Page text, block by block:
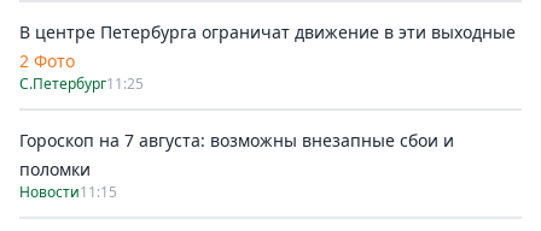
В центре Петербурга ограничат движение в эти выходные
2 Фото
С.Петербург11:25
Гороскоп на 7 августа: возможны внезапные сбои и
поломки
Новости11:15